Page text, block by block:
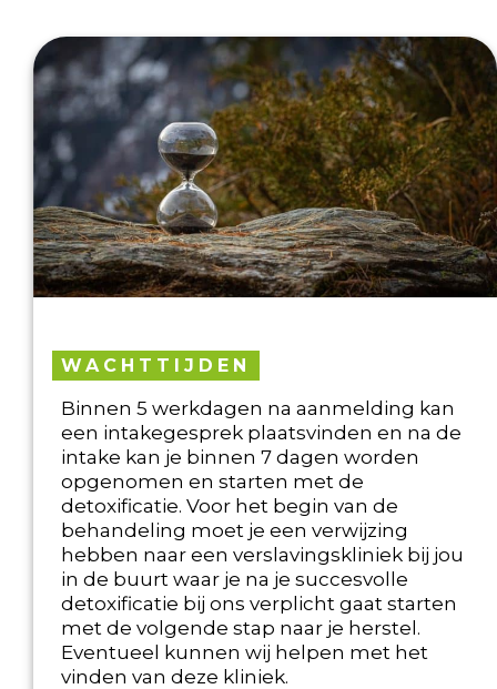
WACHTTIJDEN
Binnen 5 werkdagen na aanmelding kan
een intakegesprek plaatsvinden en na de
intake kan je binnen 7 dagen worden
opgenomen en starten met de
detoxificatie. Voor het begin van de
behandeling moet je een verwijzing
hebben naar een verslavingskliniek bij jou
in de buurt waar je na je succesvolle
detoxificatie bij ons verplicht gaat starten
met de volgende stap naar je herstel.
Eventueel kunnen wij helpen met het
vinden van deze kliniek.